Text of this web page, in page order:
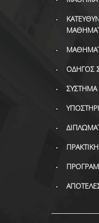
ΟΔΗΓΟΣ
ΣΥΣΤΗΜΑ